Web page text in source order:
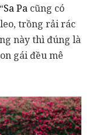
Sa Pa cũng có
trồng rải rác
này thì đúng là
gái đều mê